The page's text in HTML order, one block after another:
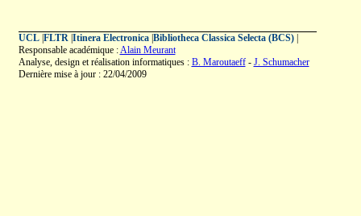
UCL| FLTR| Itinera Electronica| Bibliotheca Classica Selecta (BCS)|
Responsable académique :Alain Meurant
Analyse, design et réalisation informatiques : B. Maroutaeff- J. Schumacher
Dernière mise à jour : 22/04/2009